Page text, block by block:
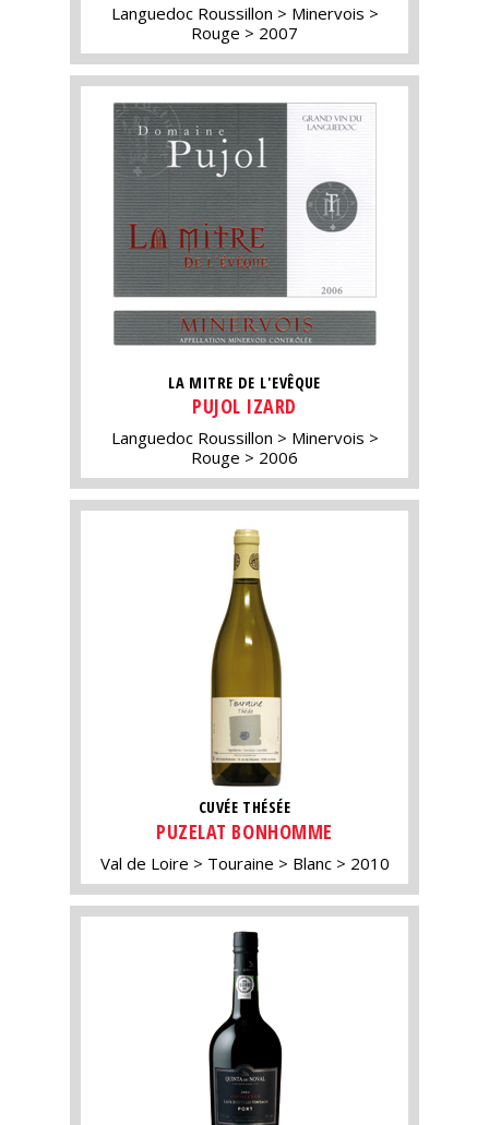
Languedoc Roussillon
Minervois
Rouge
2007
LA MITRE DE L'EVÊQUE
PUJOL IZARD
Languedoc Roussillon
Minervois
Rouge
2006
CUVÉE THÉSÉE
PUZELAT BONHOMME
Val de Loire Touraine Blanc 2010